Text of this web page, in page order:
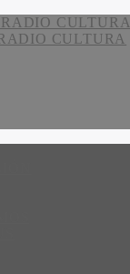
CULTURA
CULTURA